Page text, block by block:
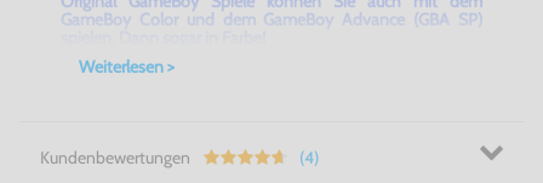
GameBoy Color und dem GameBoy Advance (GBA SP)
Weiterlesen >
Kundenbewertungen (4)